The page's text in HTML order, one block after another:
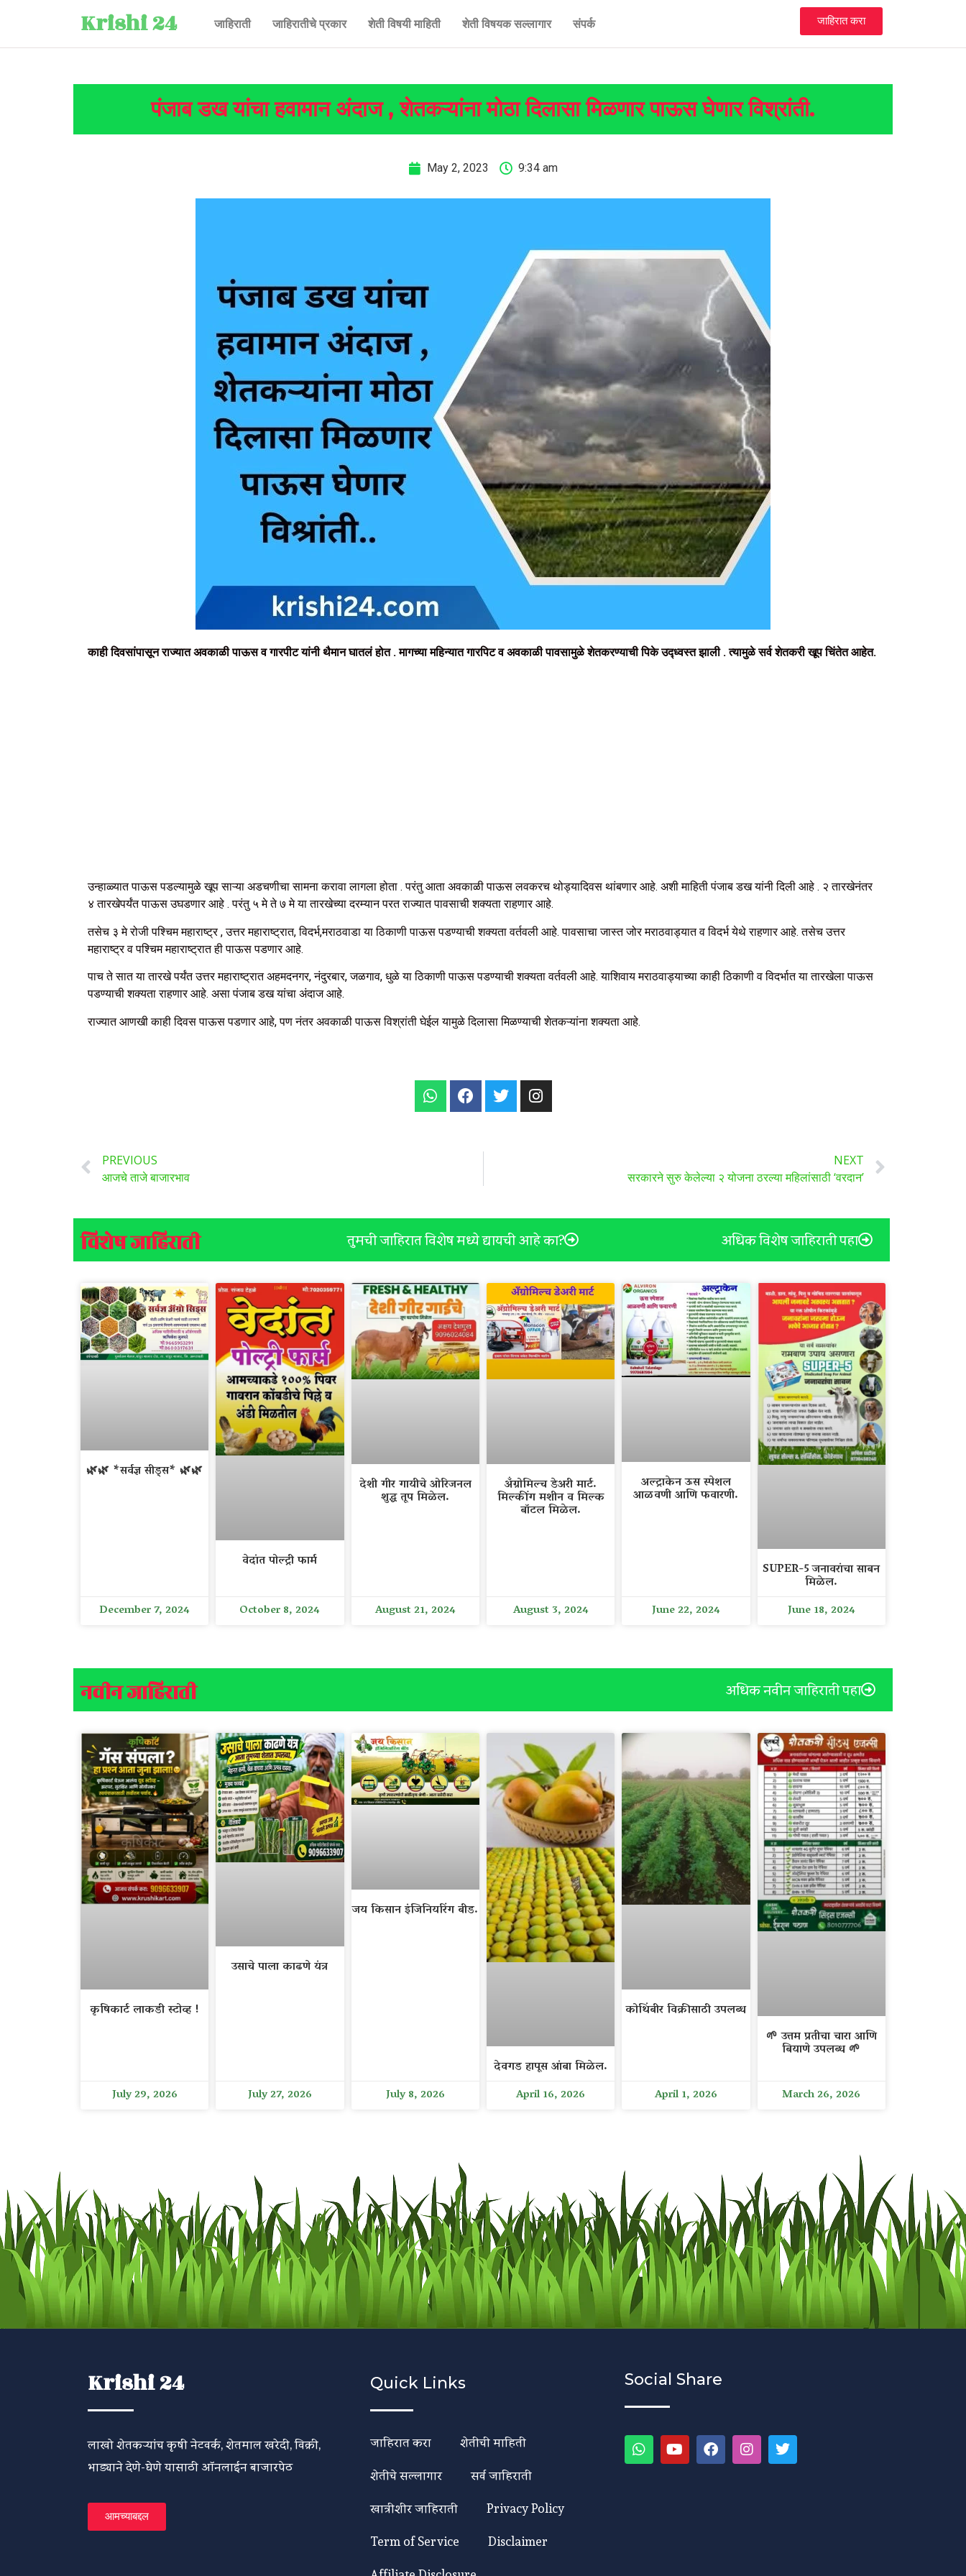
Krishi 24 जाहिराती जाहिरातीचे प्रकार शेती विषयी माहिती शेती विषयक सल्लागार संपर्क जाहिरात करा
पंजाब डख यांचा हवामान अंदाज , शेतकऱ्यांना मोठा दिलासा मिळणार पाऊस घेणार विश्रांती.
May 2, 2023 9:34 am
काही दिवसांपासून राज्यात अवकाळी पाऊस व गारपीट यांनी थैमान घातलं होत . मागच्या महिन्यात गारपिट व अवकाळी पावसामुळे शेतकरण्याची पिके उद्ध्वस्त झाली . त्यामुळे सर्व शेतकरी खूप चिंतेत आहेत.
उन्हाळ्यात पाऊस पडल्यामुळे खूप साऱ्या अडचणीचा सामना करावा लागला होता . परंतु आता अवकाळी पाऊस लवकरच थोड्यादिवस थांबणार आहे. अशी माहिती पंजाब डख यांनी दिली आहे . २ तारखेनंतर
४ तारखेपर्यंत पाऊस उघडणार आहे . परंतु ५ मे ते ७ मे या तारखेच्या दरम्यान परत राज्यात पावसाची शक्यता राहणार आहे.
तसेच ३ मे रोजी पश्चिम महाराष्ट्र , उत्तर महाराष्ट्रात, विदर्भ,मराठवाडा या ठिकाणी पाऊस पडण्याची शक्यता वर्तवली आहे. पावसाचा जास्त जोर मराठवाड्यात व विदर्भ येथे राहणार आहे. तसेच उत्तर
महाराष्ट्र व पश्चिम महाराष्ट्रात ही पाऊस पडणार आहे.
पाच ते सात या तारखे पर्यंत उत्तर महाराष्ट्रात अहमदनगर, नंदुरबार, जळगाव, धुळे या ठिकाणी पाऊस पडण्याची शक्यता वर्तवली आहे. याशिवाय मराठवाड्याच्या काही ठिकाणी व विदर्भात या तारखेला पाऊस
पडण्याची शक्यता राहणार आहे. असा पंजाब डख यांचा अंदाज आहे.
राज्यात आणखी काही दिवस पाऊस पडणार आहे, पण नंतर अवकाळी पाऊस विश्रांती घेईल यामुळे दिलासा मिळण्याची शेतकऱ्यांना शक्यता आहे.
PREVIOUS
आजचे ताजे बाजारभाव
NEXT
सरकारने सुरु केलेल्या २ योजना ठरल्या महिलांसाठी ‘वरदान’
विशेष जाहिराती तुमची जाहिरात विशेष मध्ये द्यायची आहे का? अधिक विशेष जाहिराती पहा
🌿🌿 *सर्वज्ञ सीड्स* 🌿🌿
December 7, 2024
वेदांत पोल्ट्री फार्म
October 8, 2024
देशी गीर गायीचे ओरिजनल
शुद्ध तूप मिळेल.
August 21, 2024
अँग्रोमिल्च डेअरी मार्ट.
मिल्कींग मशीन व मिल्क
बॉटल मिळेल.
August 3, 2024
अल्ट्राकेन ऊस स्पेशल
आळवणी आणि फवारणी.
June 22, 2024
SUPER-5 जनावरांचा साबन
मिळेल.
June 18, 2024
नवीन जाहिराती अधिक नवीन जाहिराती पहा
कृषिकार्ट लाकडी स्टोव्ह !
July 29, 2026
उसाचे पाला काढणे यंत्र
July 27, 2026
जय किसान इंजिनियरिंग बीड.
July 8, 2026
देवगड हापूस आंबा मिळेल.
April 16, 2026
कोथिंबीर विक्रीसाठी उपलब्ध
April 1, 2026
🌱 उत्तम प्रतीचा चारा आणि
बियाणे उपलब्ध 🌱
March 26, 2026
Krishi 24
लाखो शेतकऱ्यांच कृषी नेटवर्क, शेतमाल खरेदी, विक्री,
भाड्याने देणे-घेणे यासाठी ऑनलाईन बाजारपेठ
आमच्याबद्दल
Quick Links
जाहिरात करा
शेतीची माहिती
शेतीचे सल्लागार
सर्व जाहिराती
खात्रीशीर जाहिराती
Privacy Policy
Term of Service
Disclaimer
Social Share